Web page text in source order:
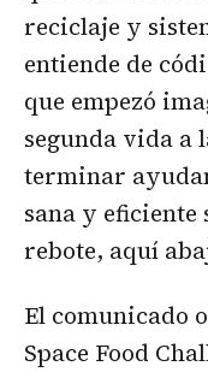
reciclaje y
entiende de
que empezó
segunda vida a
terminar
sana y eficiente
rebote, aquí
El comunicado
Space Food